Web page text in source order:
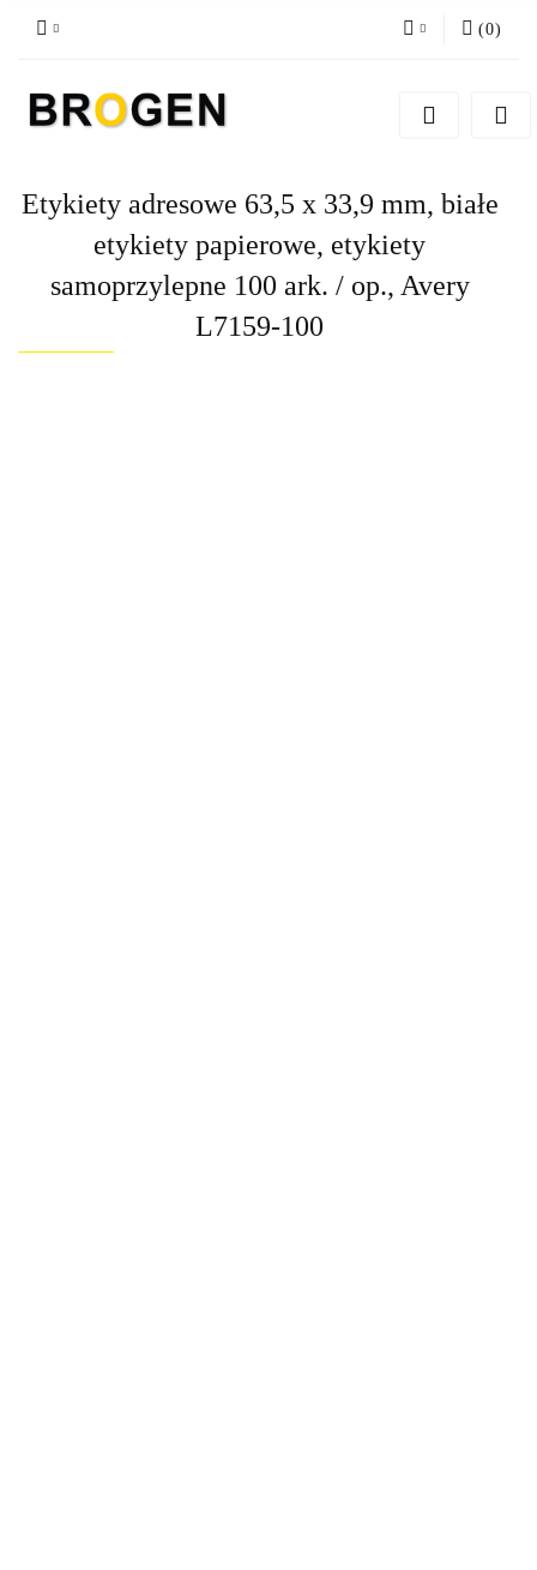
Zarejestruj się
Zgody cookies
(0)
Etykiety adresowe 63,5 x 33,9 mm, białe
etykiety papierowe, etykiety
samoprzylepne 100 ark. / op., Avery
L7159-100